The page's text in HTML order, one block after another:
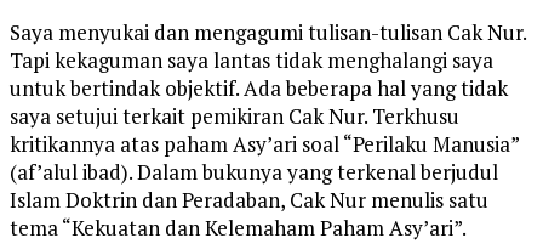
Saya menyukai dan mengagumi tulisan-tulisan Cak Nur.
Tapi kekaguman saya lantas tidak menghalangi saya
untuk bertindak objektif. Ada beberapa hal yang tidak
saya setujui terkait pemikiran Cak Nur. Terkhusu
kritikannya atas paham Asy’ari soal “Perilaku Manusia”
(af’alul ibad). Dalam bukunya yang terkenal berjudul
Islam Doktrin dan Peradaban, Cak Nur menulis satu
tema “Kekuatan dan Kelemaham Paham Asy’ari”.